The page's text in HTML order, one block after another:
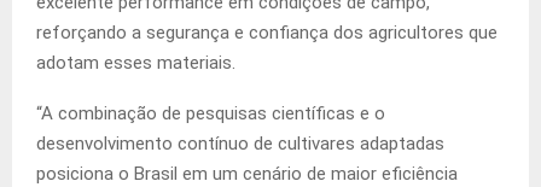
reforçando a segurança e confiança dos agricultores que
adotam esses materiais.
“A combinação de pesquisas científicas e o
desenvolvimento contínuo de cultivares adaptadas
posiciona o Brasil em um cenário de maior eficiência